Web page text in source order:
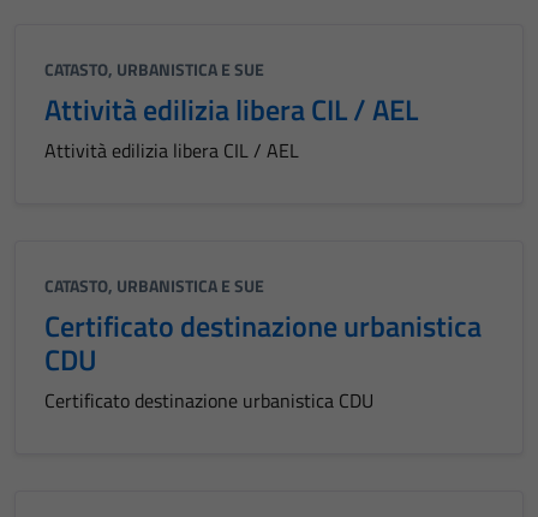
CATASTO, URBANISTICA E SUE
Attività edilizia libera CIL / AEL
Attività edilizia libera CIL / AEL
CATASTO, URBANISTICA E SUE
Certificato destinazione urbanistica
CDU
Certificato destinazione urbanistica CDU